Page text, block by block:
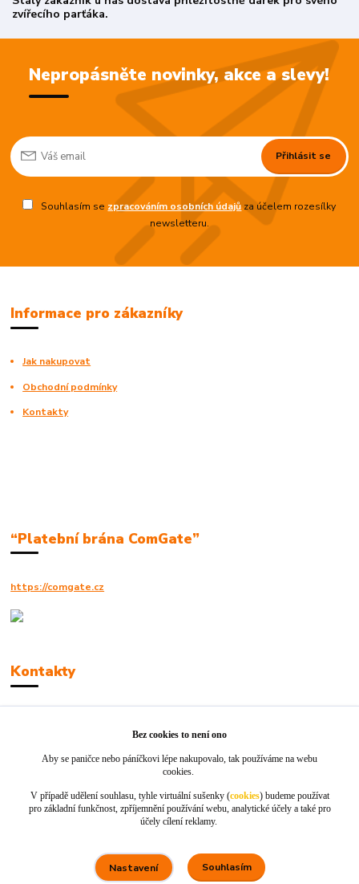
zvířecího parťáka.
Nepropásněte novinky, akce a slevy!
Přihlásit se
Souhlasím se zpracováním osobních údajůza účelem rozesílky
newsletteru.
Informace pro zákazníky
Jak nakupovat
Obchodní podmínky
Kontakty
“Platební brána ComGate”
https://comgate.cz
Kontakty
info@jackie-shop.cz
Vytvořeno na Eshop-rychle.cz
Bez cookies to není ono
Aby se paničce nebo páníčkovi lépe nakupovalo, tak používáme na webu
cookies.
V případě udělení souhlasu, tyhle virtuální sušenky (cookies) budeme používat
pro základní funkčnost, zpříjemnění používání webu, analytické účely a také pro
účely cílení reklamy.
Nastavení Souhlasím